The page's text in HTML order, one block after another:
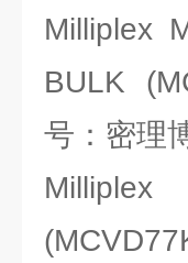
Milliplex
BULK
号：密理